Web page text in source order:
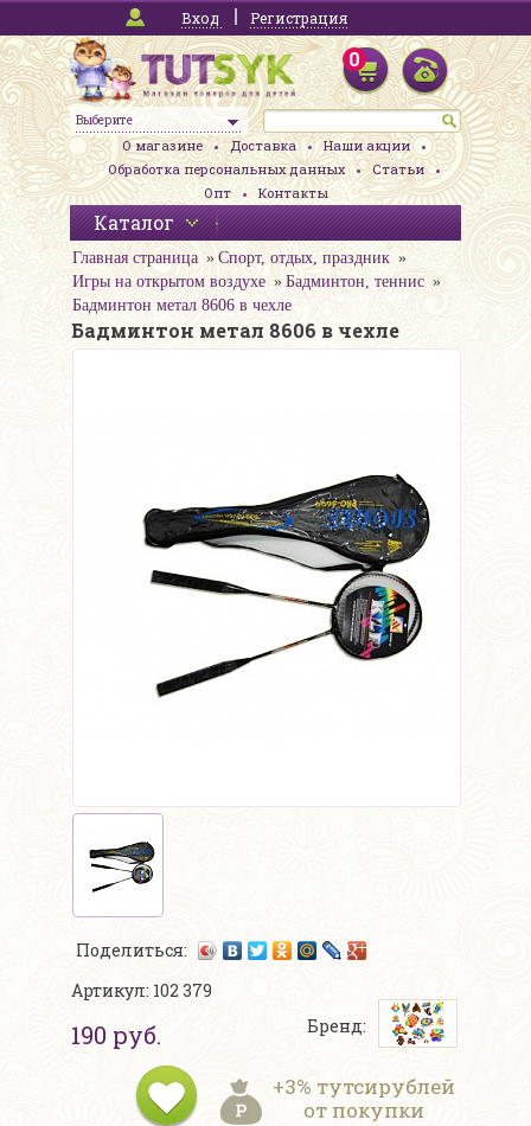
Вход Регистрация
Выберите
0
О магазине Доставка
Наши акции
Обработка персональных данных
Статьи
Опт
Контакты
Каталог
Главная страница
Спорт, отдых, праздник
Игры на открытом воздухе
Бадминтон, теннис
Бадминтон метал 8606 в чехле
Бадминтон метал 8606 в чехле
Поделиться:
Артикул: 102 379
190 руб. Бренд:
+3% тутсирублей
от покупки